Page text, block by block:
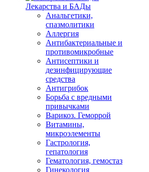
Лекарства и БАДы
Анальгетики,
спазмолитики
Аллергия
Антибактериальные и
противомикробные
Антисептики и
дезинфицирующие
средства
Антигрибок
Борьба с вредными
привычками
Варикоз. Геморрой
Витамины,
микроэлементы
Гастрология,
гепатология
Гематология, гемостаз
Гинекология